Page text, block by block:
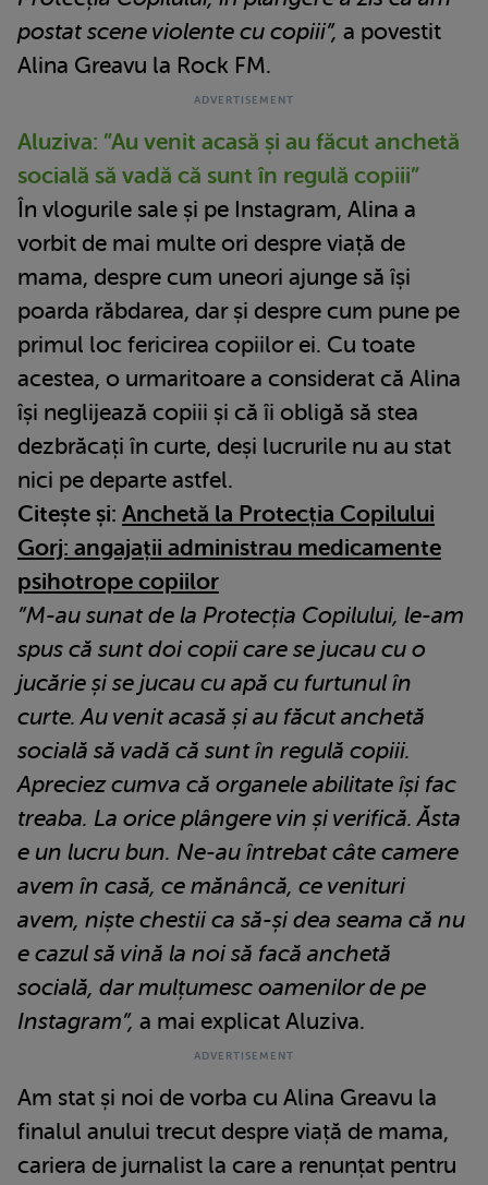
postat scene violente cu copiii”, a povestit
Alina Greavu la Rock FM.
Aluziva: ”Au venit acasă și au făcut anchetă
socială să vadă că sunt în regulă copiii”
În vlogurile sale și pe Instagram, Alina a
vorbit de mai multe ori despre viață de
mama, despre cum uneori ajunge să își
poarda răbdarea, dar și despre cum pune pe
primul loc fericirea copiilor ei. Cu toate
acestea, o urmaritoare a considerat că Alina
își neglijează copiii și că îi obligă să stea
dezbrăcați în curte, deși lucrurile nu au stat
nici pe departe astfel.
Citește și: Anchetă la Protecția Copilului
Gorj: angajații administrau medicamente
psihotrope copiilor
”M-au sunat de la Protecția Copilului, le-am
spus că sunt doi copii care se jucau cu o
jucărie și se jucau cu apă cu furtunul în
curte. Au venit acasă și au făcut anchetă
socială să vadă că sunt în regulă copiii.
Apreciez cumva că organele abilitate își fac
treaba. La orice plângere vin și verifică. Ăsta
e un lucru bun. Ne-au întrebat câte camere
avem în casă, ce mănâncă, ce venituri
avem, niște chestii ca să-și dea seama că nu
e cazul să vină la noi să facă anchetă
socială, dar mulțumesc oamenilor de pe
Instagram”, a mai explicat Aluziva.
Am stat și noi de vorba cu Alina Greavu la
finalul anului trecut despre viață de mama,
cariera de jurnalist la care a renunțat pentru